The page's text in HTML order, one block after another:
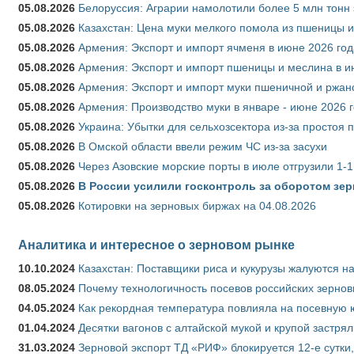
05.08.2026 Белоруссия: Аграрии намолотили более 5 млн тонн
05.08.2026 Казахстан: Цена муки мелкого помола из пшеницы
05.08.2026 Армения: Экспорт и импорт ячменя в июне 2026
05.08.2026 Армения: Экспорт и импорт пшеницы и меслина в
05.08.2026 Армения: Экспорт и импорт муки пшеничной и
05.08.2026 Армения: Производство муки в январе - июне 2026
05.08.2026 Украина: Убытки для сельхозсектора из-за простоя
05.08.2026 В Омской области ввели режим ЧС из-за засухи
05.08.2026 Через Азовские морские порты в июле отгрузили
05.08.2026 В России усилили госконтроль за оборотом
05.08.2026 Котировки на зерновых биржах на 04.08.2026
Аналитика и интересное о зерновом рынке
10.10.2024 Казахстан: Поставщики риса и кукурузы жалуются
08.05.2024 Почему технологичность посевов российских
04.05.2024 Как рекордная температура повлияла на
01.04.2024 Десятки вагонов с алтайской мукой и крупой
31.03.2024 Зерновой экспорт ТД «РИФ» блокируется 12-е